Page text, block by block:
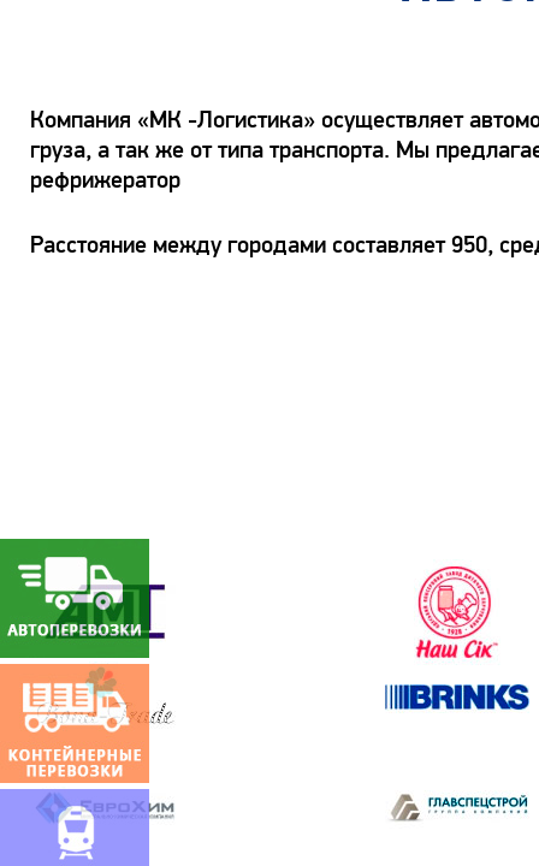
Компания «МК -Логистика» осуществляет
груза, а так же от типа транспорта. Мы
рефрижератор
Расстояние между городами составляет 950,